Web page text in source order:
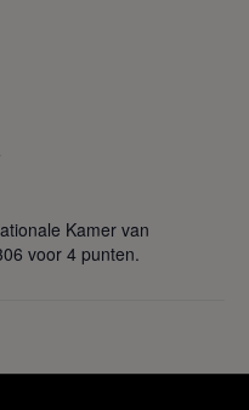
Kamer van
voor 4 punten.